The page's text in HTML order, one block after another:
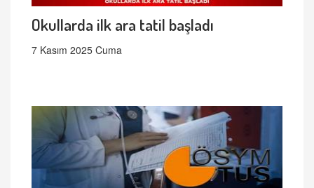
Okullarda ilk ara tatil başladı
7 Kasım 2025 Cuma